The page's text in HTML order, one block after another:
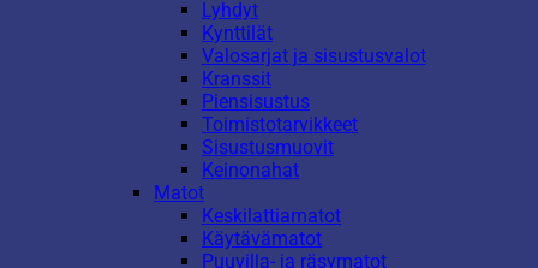
Lyhdyt
Kynttilät
Valosarjat ja sisustusvalot
Kranssit
Piensisustus
Toimistotarvikkeet
Sisustusmuovit
Keinonahat
Matot
Keskilattiamatot
Käytävämatot
Puuvilla- ja räsymatot